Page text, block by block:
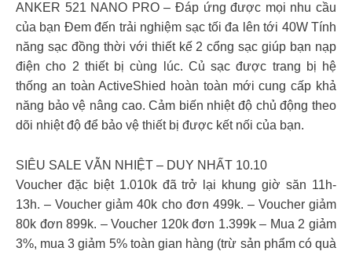
ANKER 521 NANO PRO – Đáp ứng được mọi nhu cầu
của bạn Đem đến trải nghiệm sạc tối đa lên tới 40W Tính
năng sạc đồng thời với thiết kế 2 cổng sạc giúp bạn nạp
điện cho 2 thiết bị cùng lúc. Củ sạc được trang bị hệ
thống an toàn ActiveShied hoàn toàn mới cung cấp khả
năng bảo vệ nâng cao. Cảm biến nhiệt độ chủ động theo
dõi nhiệt độ để bảo vệ thiết bị được kết nối của bạn.
SIÊU SALE VẪN NHIỆT – DUY NHẤT 10.10
Voucher đặc biệt 1.010k đã trở lại khung giờ săn 11h-
13h. – Voucher giảm 40k cho đơn 499k. – Voucher giảm
80k đơn 899k. – Voucher 120k đơn 1.399k – Mua 2 giảm
3%, mua 3 giảm 5% toàn gian hàng (trừ sản phẩm có quà